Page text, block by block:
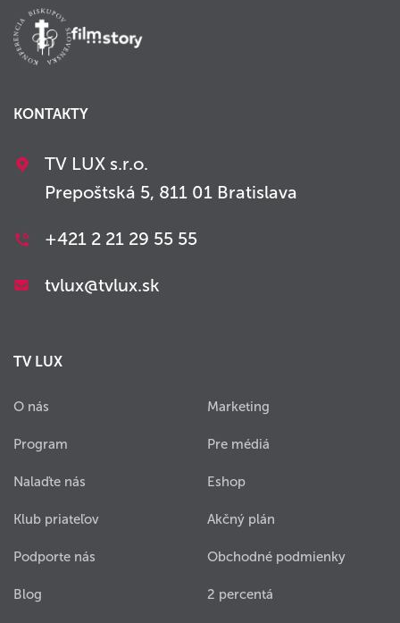
KONTAKTY
TV LUX s.r.o.
Prepoštská 5, 811 01 Bratislava
+421 2 21 29 55 55
tvlux@tvlux.sk
TV LUX
O nás
Program
Nalaďte nás
Klub priateľov
Podporte nás
Blog
Marketing
Pre médiá
Eshop
Akčný plán
Obchodné podmienky
2 percentá